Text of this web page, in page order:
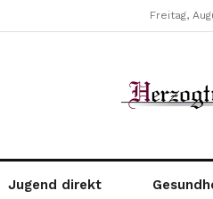
Freitag,
Jugend direkt